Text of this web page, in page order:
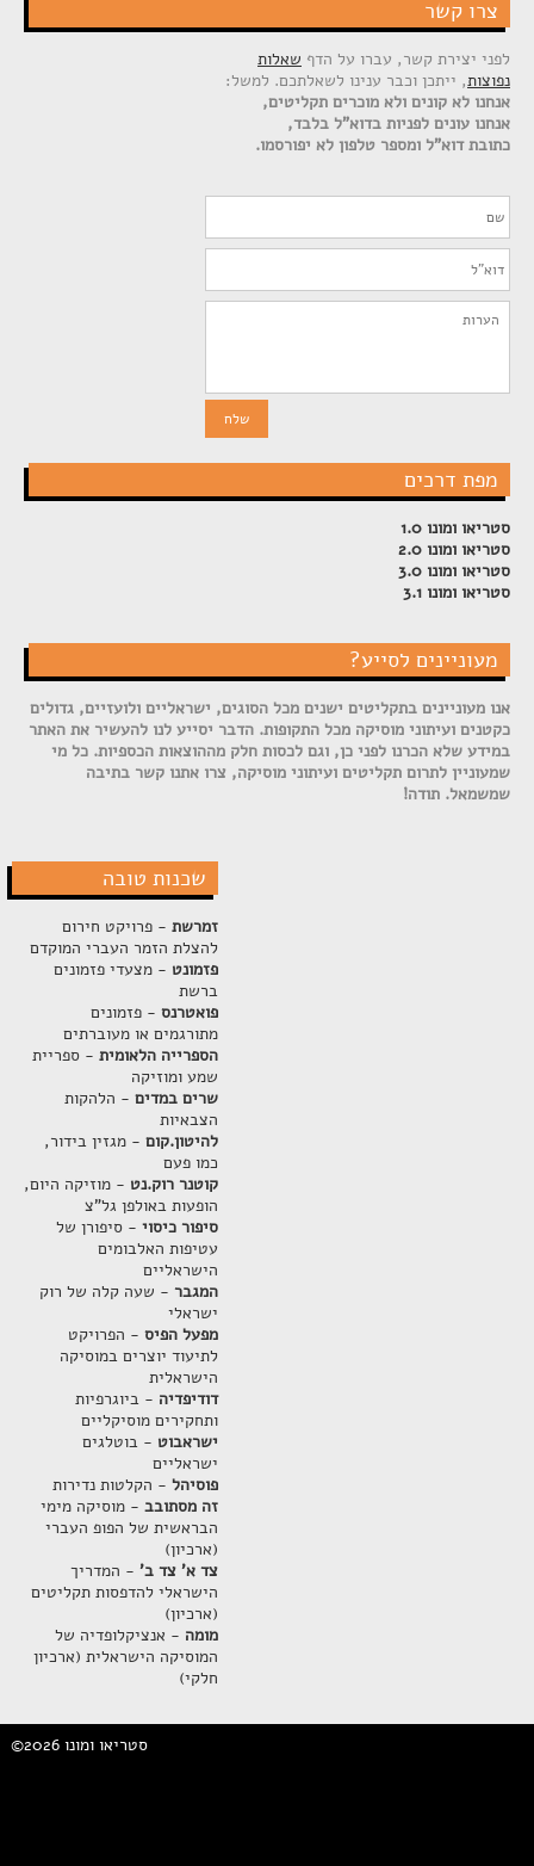
צרו קשר
לפני יצירת קשר, עברו על הדף שאלות
נפוצות, ייתכן וכבר ענינו לשאלתכם. למשל:
אנחנו לא קונים ולא מוכרים תקליטים,
אנחנו עונים לפניות בדוא"ל בלבד,
כתובת דוא"ל ומספר טלפון לא יפורסמו.
מפת דרכים
סטריאו ומונו 1.0
סטריאו ומונו 2.0
סטריאו ומונו 3.0
סטריאו ומונו 3.1
מעוניינים לסייע?
אנו מעוניינים בתקליטים ישנים מכל הסוגים, ישראליים ולועזיים, גדולים
כקטנים ועיתוני מוסיקה מכל התקופות. הדבר יסייע לנו להעשיר את האתר
במידע שלא הכרנו לפני כן, וגם לכסות חלק מההוצאות הכספיות. כל מי
שמעוניין לתרום תקליטים ועיתוני מוסיקה, צרו אתנו קשר בתיבה
שמשמאל. תודה!
שכנות טובה
זמרשת- פרויקט חירום
להצלת הזמר העברי המוקדם
פזמונט - מצעדי פזמונים
ברשת
פואטרנס- פזמונים
מתורגמים או מעוברתים
הספרייה הלאומית- ספריית
שמע ומוזיקה
שרים במדים- הלהקות
הצבאיות
להיטון.קום- מגזין בידור,
כמו פעם
קוטנר רוק.נט - מוזיקה היום,
הופעות באולפן גל"צ
סיפור כיסוי- סיפורן של
עטיפות האלבומים
הישראליים
המגבר- שעה קלה של רוק
ישראלי
מפעל הפיס- הפרויקט
לתיעוד יוצרים במוסיקה
הישראלית
דודיפדיה - ביוגרפיות
ותחקירים מוסיקליים
ישראבוט - בוטלגים
ישראליים
פוסיהל- הקלטות נדירות
זה מסתובב- מוסיקה מימי
הבראשית של הפופ העברי
(ארכיון)
צד א' צד ב'- המדריך
הישראלי להדפסות תקליטים
(ארכיון)
מומה - אנציקלופדיה של
המוסיקה הישראלית (ארכיון
חלקי)
©2026 סטריאו ומונו